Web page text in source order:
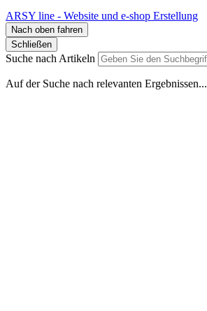
ARSY line - Website und e-shop Erstellung
Nach oben fahren
Schließen
Suche nach Artikeln
Auf der Suche nach relevanten Ergebnissen...